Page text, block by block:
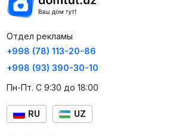
Отдел рекламы
+998 (78) 113-20-86
+998 (93) 390-30-10
Пн-Пт. С 9:30 до 18:00
RU UZ